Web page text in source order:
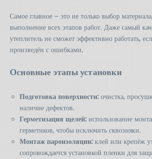
Самое главное – это не только выбор
выполнение всех этапов работ. Даже самый
утеплитель не сможет эффективно работать,
произведён с ошибками.
Основные этапы установки
Подготовка поверхности: очистка,
наличие дефектов.
Герметизация щелей: использование
герметиков, чтобы исключить сквозняки.
Монтаж пароизоляции: клей или крепёж
сопровождается установкой пленки для